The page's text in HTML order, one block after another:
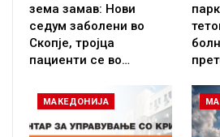
зема замав: Нови
седум заболени во
Скопје, тројца
пациенти се во…
МАКЕДОНИЈА